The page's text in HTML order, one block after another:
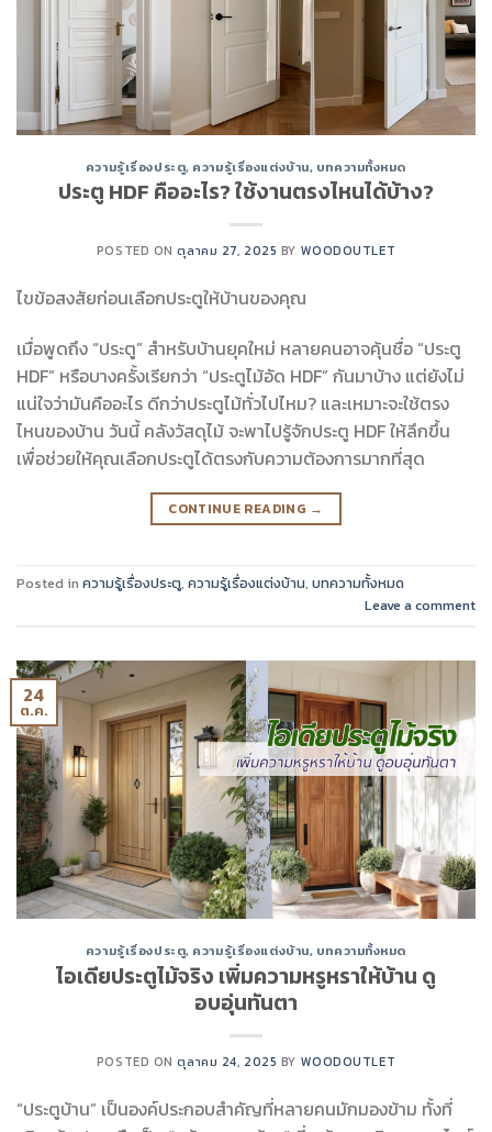
ความรู้เรื่องประตู, ความรู้เรื่องแต่งบ้าน, บทความทั้งหมด
ประตู HDF คืออะไร? ใช้งานตรงไหนได้บ้าง?
POSTED ONตุลาคม 27, 2025 BY WOODOUTLET
ไขข้อสงสัยก่อนเลือกประตูให้บ้านของคุณ
เมื่อพูดถึง “ประตู” สำหรับบ้านยุคใหม่ หลายคนอาจคุ้นชื่อ “ประตู
HDF” หรือบางครั้งเรียกว่า “ประตูไม้อัด HDF” กันมาบ้าง แต่ยังไม่
แน่ใจว่ามันคืออะไร ดีกว่าประตูไม้ทั่วไปไหม? และเหมาะจะใช้ตรง
ไหนของบ้าน วันนี้ คลังวัสดุไม้ จะพาไปรู้จักประตู HDF ให้ลึกขึ้น
เพื่อช่วยให้คุณเลือกประตูได้ตรงกับความต้องการมากที่สุด
CONTINUE READING →
Posted in ความรู้เรื่องประตู, ความรู้เรื่องแต่งบ้าน, บทความทั้งหมด
Leave a comment
24
ต.ค.
ความรู้เรื่องประตู, ความรู้เรื่องแต่งบ้าน, บทความทั้งหมด
ไอเดียประตูไม้จริง เพิ่มความหรูหราให้บ้าน ดู
อบอุ่นทันตา
POSTED ONตุลาคม 24, 2025 BY WOODOUTLET
“ประตูบ้าน” เป็นองค์ประกอบสำคัญที่หลายคนมักมองข้าม ทั้งที่